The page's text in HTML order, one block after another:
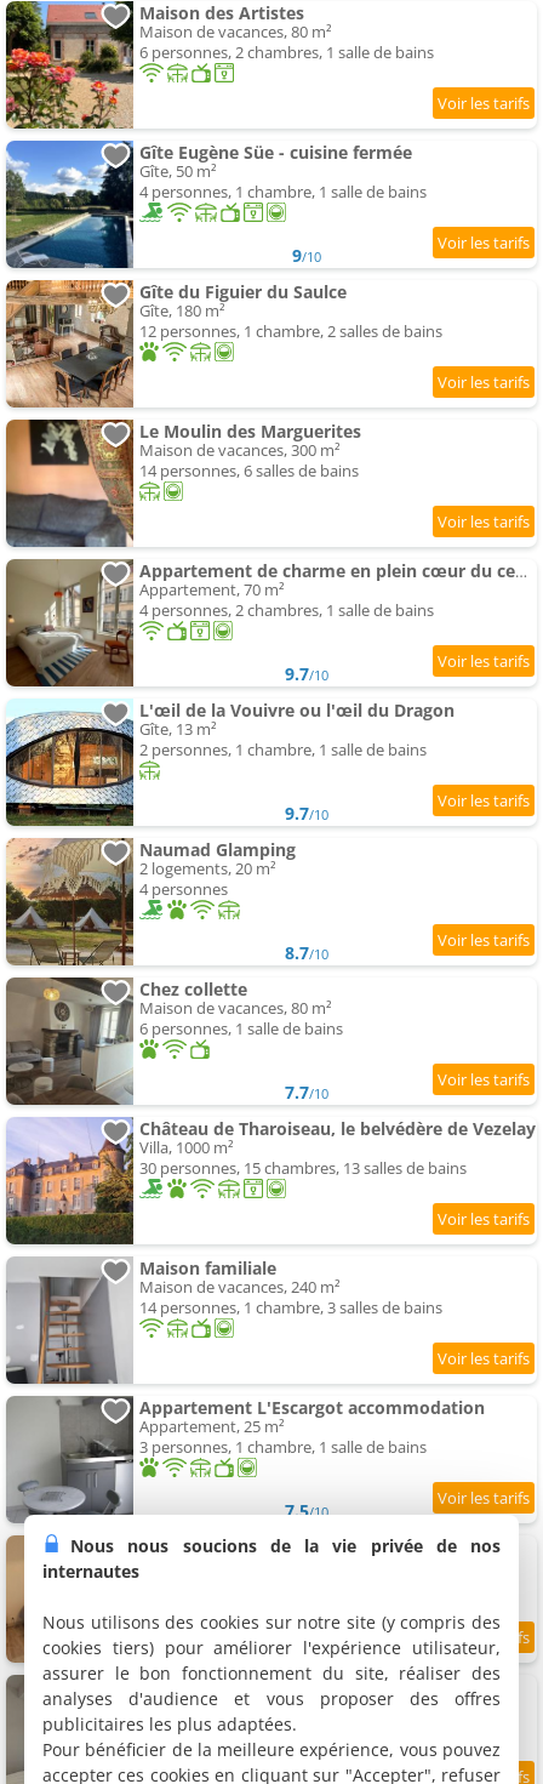
Maison des Artistes
Maison de vacances, 80 m²
6 personnes, 2 chambres, 1 salle de bains
Gîte Eugène Süe - cuisine fermée
Gîte, 50 m²
4 personnes, 1 chambre, 1 salle de bains
9/10
Gîte du Figuier du Saulce
Gîte, 180 m²
12 personnes, 1 chambre, 2 salles de bains
Le Moulin des Marguerites
Maison de vacances, 300 m²
14 personnes, 6 salles de bains
Appartement de charme en plein cœur du centre historique - Parking Public Gratuit -
Appartement, 70 m²
4 personnes, 2 chambres, 1 salle de bains
9.7/10
L'œil de la Vouivre ou l'œil du Dragon
Gîte, 13 m²
2 personnes, 1 chambre, 1 salle de bains
9.7/10
Naumad Glamping
2 logements, 20 m²
4 personnes
8.7/10
Chez collette
Maison de vacances, 80 m²
6 personnes, 1 salle de bains
7.7/10
Château de Tharoiseau, le belvédère de Vezelay
Villa, 1000 m²
30 personnes, 15 chambres, 13 salles de bains
Maison familiale
Maison de vacances, 240 m²
14 personnes, 1 chambre, 3 salles de bains
Appartement L'Escargot accommodation
Appartement, 25 m²
3 personnes, 1 chambre, 1 salle de bains
7.5/10
Gîte de l'escargot
Appartement Le canotier
Appartement, 45 m²
4 personnes, 1 chambre, 1 salle de bains
Nous nous soucions de la vie privée de nos
internautes
Nous utilisons des cookies sur notre site (y compris des
cookies tiers) pour améliorer l'expérience utilisateur,
assurer le bon fonctionnement du site, réaliser des
analyses d'audience et vous proposer des offres
publicitaires les plus adaptées.
Pour bénéficier de la meilleure expérience, vous pouvez
accepter ces cookies en cliquant sur "Accepter", refuser